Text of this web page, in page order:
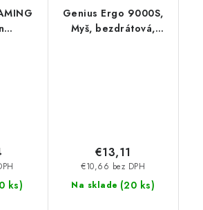
ks)
Genius Ergo 9000S,
Myš, bezdrátová,
Na sklade (20 ks)
€10,66 bez DPH
€13,11